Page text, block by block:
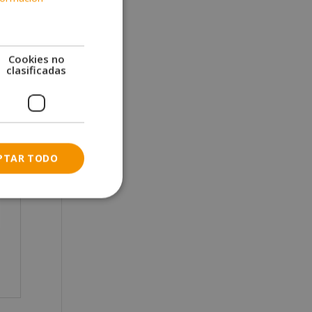
Cookies no
clasificadas
TODO